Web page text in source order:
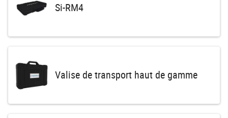
Si-RM4
Valise de transport haut de gamme